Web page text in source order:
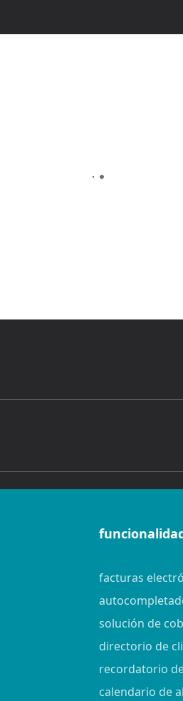
facturas
solución de
directorio de
recordatorio
calendario de